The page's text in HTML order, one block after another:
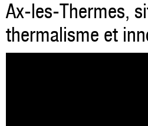
Ax-les-Thermes,
thermalisme et